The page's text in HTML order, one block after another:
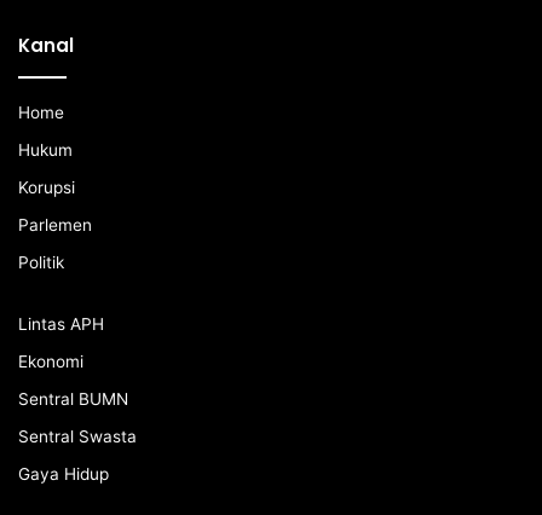
Kanal
Home
Hukum
Korupsi
Parlemen
Politik
Lintas APH
Ekonomi
Sentral BUMN
Sentral Swasta
Gaya Hidup